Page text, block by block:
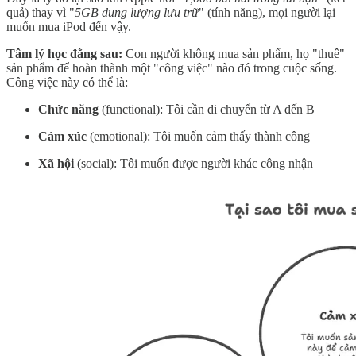
quả) thay vì "5GB dung lượng lưu trữ" (tính năng), mọi người lại
muốn mua iPod đến vậy.
Tâm lý học đằng sau: Con người không mua sản phẩm, họ "thuê"
sản phẩm để hoàn thành một "công việc" nào đó trong cuộc sống.
Công việc này có thể là:
Chức năng (functional): Tôi cần di chuyển từ A đến B
Cảm xúc (emotional): Tôi muốn cảm thấy thành công
Xã hội (social): Tôi muốn được người khác công nhận